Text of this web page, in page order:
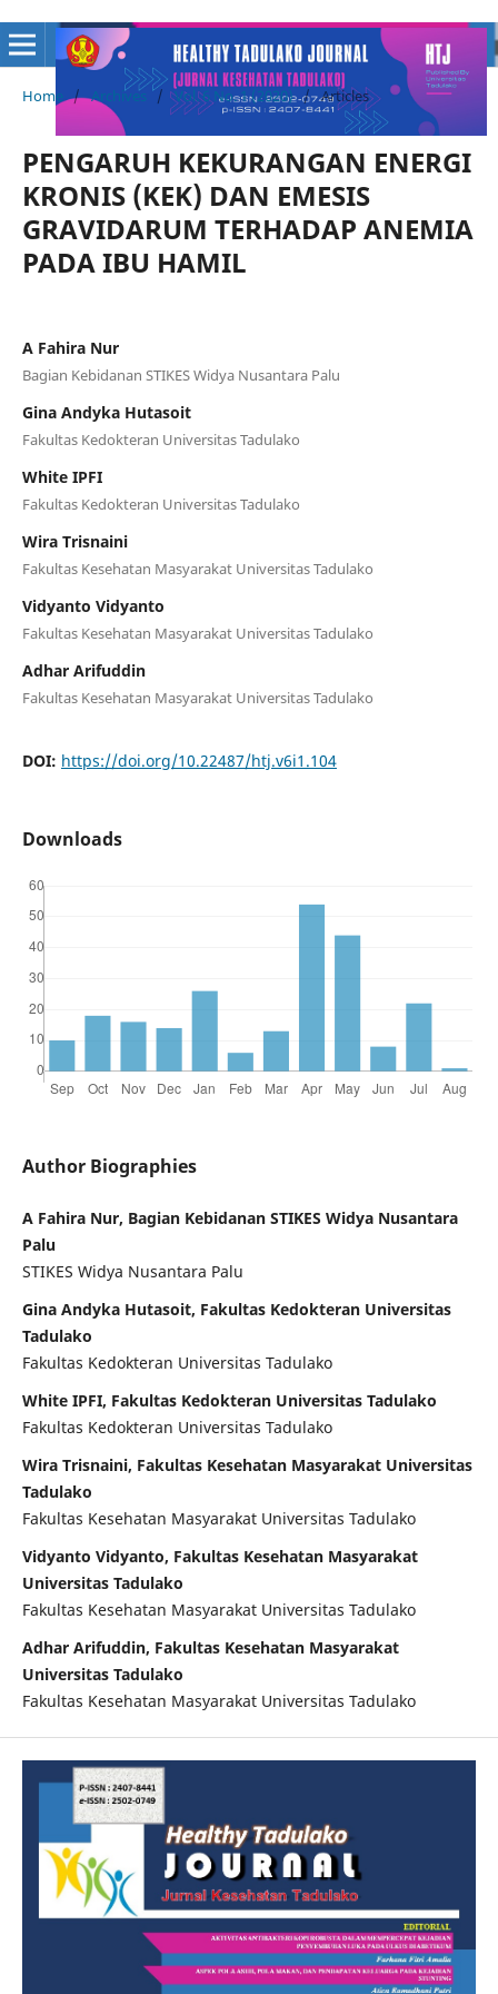
Home / Archives / Vol. 6 No. 1 (2020) / Articles
PENGARUH KEKURANGAN ENERGI
KRONIS (KEK) DAN EMESIS
GRAVIDARUM TERHADAP ANEMIA
PADA IBU HAMIL
A Fahira Nur
Bagian Kebidanan STIKES Widya Nusantara Palu
Gina Andyka Hutasoit
Fakultas Kedokteran Universitas Tadulako
White IPFI
Fakultas Kedokteran Universitas Tadulako
Wira Trisnaini
Fakultas Kesehatan Masyarakat Universitas Tadulako
Vidyanto Vidyanto
Fakultas Kesehatan Masyarakat Universitas Tadulako
Adhar Arifuddin
Fakultas Kesehatan Masyarakat Universitas Tadulako
DOI: https://doi.org/10.22487/htj.v6i1.104
Downloads
Author Biographies
A Fahira Nur, Bagian Kebidanan STIKES Widya Nusantara
Palu
STIKES Widya Nusantara Palu
Gina Andyka Hutasoit, Fakultas Kedokteran Universitas
Tadulako
Fakultas Kedokteran Universitas Tadulako
White IPFI, Fakultas Kedokteran Universitas Tadulako
Fakultas Kedokteran Universitas Tadulako
Wira Trisnaini, Fakultas Kesehatan Masyarakat Universitas
Tadulako
Fakultas Kesehatan Masyarakat Universitas Tadulako
Vidyanto Vidyanto, Fakultas Kesehatan Masyarakat
Universitas Tadulako
Fakultas Kesehatan Masyarakat Universitas Tadulako
Adhar Arifuddin, Fakultas Kesehatan Masyarakat
Universitas Tadulako
Fakultas Kesehatan Masyarakat Universitas Tadulako